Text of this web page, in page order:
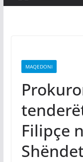
MAQEDONI
Filipçe